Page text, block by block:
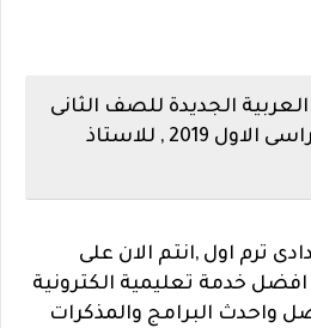
الجديدة للصف الثانى
الاعدادى الفصل الدراسى الاول 2019 , للاستاذ
ترم اول ,انتم الان على
خدمة تعليمية الكترونية
واحدث البرامج والمذكرات